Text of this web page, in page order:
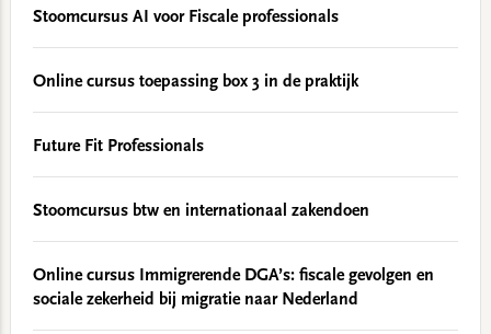
Stoomcursus AI voor Fiscale professionals
Online cursus toepassing box 3 in de praktijk
Future Fit Professionals
Stoomcursus btw en internationaal zakendoen
Online cursus Immigrerende DGA’s: fiscale gevolgen en
sociale zekerheid bij migratie naar Nederland